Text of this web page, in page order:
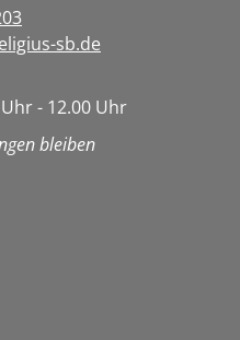
sb.de
- 12.00 Uhr
bleiben